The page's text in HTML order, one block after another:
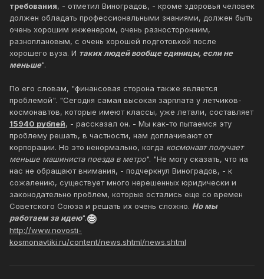
требования, - отметил Виноградов, - кроме здоровья человек
должен обладать профессиональными знаниями, должен быть
очень хорошим инженером, очень разносторонним,
разноплановым, с очень хорошей подготовкой после
хорошего вуза. И таких людей вообще единицы, если не
меньше".
По его словам, "финансовая сторона также является
проблемой". "Сегодня самая высокая зарплата у летчиков-
космонавтов, которые имеют классы, уже летали, составляет
15940 рублей, - рассказал он. - Мы как-то пытаемся эту
проблему решать, в частности, нам доплачивают от
корпорации. Но это ненормально, когда космонавт получает
меньше машиниста поезда в метро". "Не могу сказать, что на
нас не обращают внимания, - подчеркнул Виноградов, - к
сожалению, существует много нерешенных юридически и
законодательно проблем, которые остались еще со времен
Советского Союза и решать их очень сложно. Но мы
работаем за идею".
http://www.novosti-
kosmonavtiki.ru/content/news.shtml/news.shtml